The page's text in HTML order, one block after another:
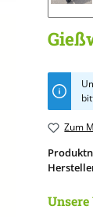
Zum